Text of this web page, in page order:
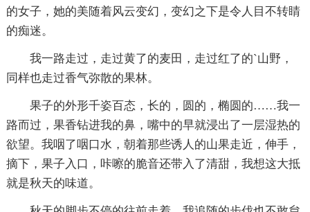
的女子，她的美随着风云变幻，变幻之下是令人目不转睛
的痴迷。
我一路走过，走过黄了的麦田，走过红了的`山野，
同样也走过香气弥散的果林。
果子的外形千姿百态，长的，圆的，椭圆的……我一
路而过，果香钻进我的鼻，嘴中的早就浸出了一层湿热的
欲望。我咽了咽口水，朝着那些诱人的山果走近，伸手，
摘下，果子入口，咔嚓的脆音还带入了清甜，我想这大抵
就是秋天的味道。